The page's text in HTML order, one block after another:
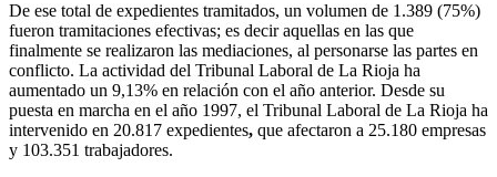
De ese total de expedientes tramitados, un volumen de 1.389 (75%)
fueron tramitaciones efectivas; es decir aquellas en las que
finalmente se realizaron las mediaciones, al personarse las partes en
conflicto. La actividad del Tribunal Laboral de La Rioja ha
aumentado un 9,13% en relación con el año anterior. Desde su
puesta en marcha en el año 1997, el Tribunal Laboral de La Rioja ha
intervenido en 20.817 expedientes, que afectaron a 25.180 empresas
y 103.351 trabajadores.